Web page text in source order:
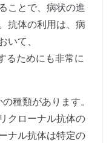
ことで、病状の進
抗体の利用は、病
て、
るためにも非常に
種類があります。
クローナル抗体の
ナル抗体は特定の